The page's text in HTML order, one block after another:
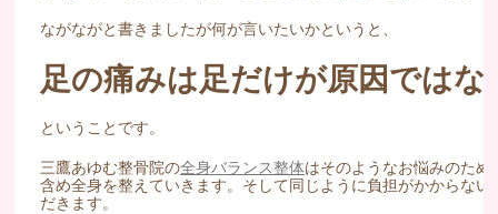
ながながと書きましたが何が言いたいかというと、
足の痛みは足だけが原因ではな
ということです。
三鷹あゆむ整骨院の全身バランス整体はそのようなお悩みのた
含め全身を整えていきます。そして同じように負担がかからな
だきます。